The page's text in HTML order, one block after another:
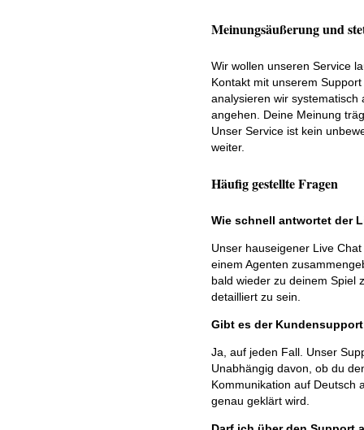
Meinungsäußerung und
Wir wollen unseren Service
Kontakt mit unserem
analysieren wir
angehen. Deine Meinung
Unser Service ist kein
weiter.
Häufig gestellte Fragen
Wie schnell antwortet der
Unser hauseigener Live
einem Agenten
bald wieder zu deinem Spiel
detailliert zu sein.
Gibt es der
Ja, auf jeden Fall. Unser
Unabhängig davon, ob du
Kommunikation auf Deutsch
genau geklärt wird.